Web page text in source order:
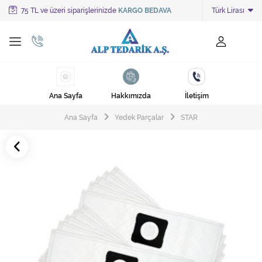
75 TL ve üzeri siparişlerinizde KARGO BEDAVA Türk Lirası
Tüm Kategoriler
Ayakkabı Cila Makineleri
Cila Makineleri
Çöp Torbaları
Endüstriyel Zemin Yıkama Makineleri
Halı Kurutma Makineleri
Halı Yıkama Makinesi
Ana Sayfa Hakkımızda İletişim
Ana Sayfa Yedek Parçalar STAR